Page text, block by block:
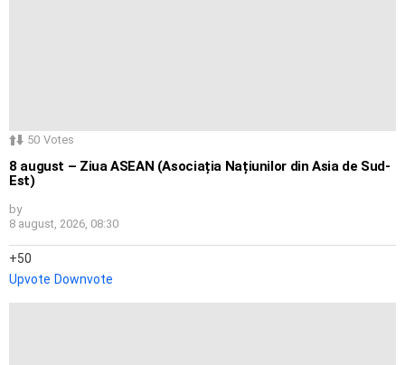
50 Votes
8 august – Ziua ASEAN (Asociația Națiunilor din Asia de Sud-
Est)
by
8 august, 2026, 08:30
50
Upvote Downvote